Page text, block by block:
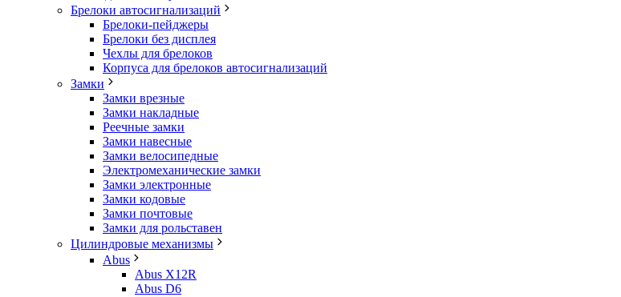
Брелоки автосигнализаций
Брелоки-пейджеры
Брелоки без дисплея
Чехлы для брелоков
Корпуса для брелоков автосигнализаций
Замки
Замки врезные
Замки накладные
Реечные замки
Замки навесные
Замки велосипедные
Электромеханические замки
Замки электронные
Замки кодовые
Замки почтовые
Замки для рольставен
Цилиндровые механизмы
Abus
Abus X12R
Abus D6